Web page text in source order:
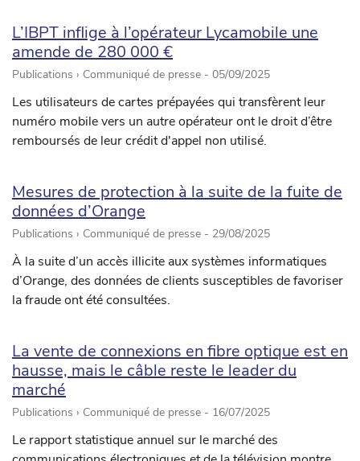
L’IBPT inflige à l’opérateur Lycamobile une
amende de 280 000 €
Publications › Communiqué de presse - 05/09/2025
Les utilisateurs de cartes prépayées qui transfèrent leur
numéro mobile vers un autre opérateur ont le droit d’être
remboursés de leur crédit d'appel non utilisé.
Mesures de protection à la suite de la fuite de
données d’Orange
Publications › Communiqué de presse - 29/08/2025
À la suite d’un accès illicite aux systèmes informatiques
d’Orange, des données de clients susceptibles de favoriser
la fraude ont été consultées.
La vente de connexions en fibre optique est en
hausse, mais le câble reste le leader du
marché
Publications › Communiqué de presse - 16/07/2025
Le rapport statistique annuel sur le marché des